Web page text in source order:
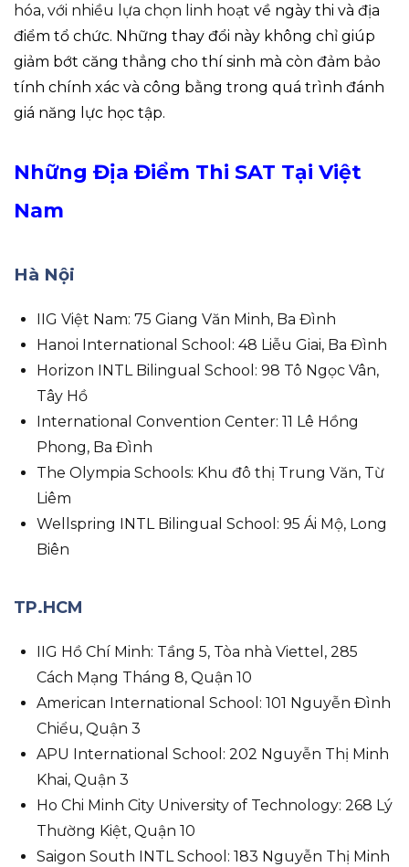
hóa, với nhiều lựa chọn linh hoạt về ngày thi và địa
điểm tổ chức. Những thay đổi này không chỉ giúp
giảm bớt căng thẳng cho thí sinh mà còn đảm bảo
tính chính xác và công bằng trong quá trình đánh
giá năng lực học tập.
Những Địa Điểm Thi SAT Tại Việt
Nam
Hà Nội
IIG Việt Nam: 75 Giang Văn Minh, Ba Đình
Hanoi International School: 48 Liễu Giai, Ba Đình
Horizon INTL Bilingual School: 98 Tô Ngọc Vân,
Tây Hồ
International Convention Center: 11 Lê Hồng
Phong, Ba Đình
The Olympia Schools: Khu đô thị Trung Văn, Từ
Liêm
Wellspring INTL Bilingual School: 95 Ái Mộ, Long
Biên
TP.HCM
IIG Hồ Chí Minh: Tầng 5, Tòa nhà Viettel, 285
Cách Mạng Tháng 8, Quận 10
American International School: 101 Nguyễn Đình
Chiểu, Quận 3
APU International School: 202 Nguyễn Thị Minh
Khai, Quận 3
Ho Chi Minh City University of Technology: 268 Lý
Thường Kiệt, Quận 10
Saigon South INTL School: 183 Nguyễn Thị Minh